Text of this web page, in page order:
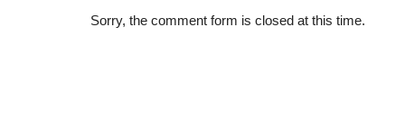
Sorry, the comment form is closed at this time.